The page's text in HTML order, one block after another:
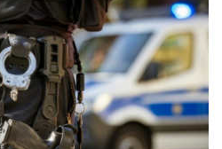
bei Rapp-Debüt
Taifun "Dolphin" in
- Fernández triumphiert
Boni von Bahnmanagern an Ziele